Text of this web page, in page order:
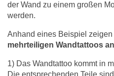
der Wand zu einem großen
werden.
Anhand eines Beispiel
mehrteiligen Wandtattoos
1) Das Wandtattoo kommt in
Die entsprechenden Teile